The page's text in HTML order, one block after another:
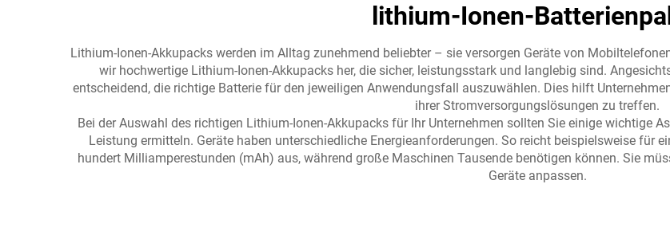
lithium-Ionen-
Lithium-Ionen-Akkupacks werden im Alltag zunehmend beliebter – sie versorgen Geräte von
wir hochwertige Lithium-Ionen-Akkupacks her, die sicher, leistungsstark und langlebig sind.
entscheidend, die richtige Batterie für den jeweiligen Anwendungsfall auszuwählen. Dies hilft
ihrer Stromversorgungslösungen zu treffen.
Bei der Auswahl des richtigen Lithium-Ionen-Akkupacks für Ihr Unternehmen sollten Sie einige wichtige
Leistung ermitteln. Geräte haben unterschiedliche Energieanforderungen. So reicht beispielsweise für
hundert Milliamperestunden (mAh) aus, während große Maschinen Tausende benötigen können. Sie
Geräte anpassen.